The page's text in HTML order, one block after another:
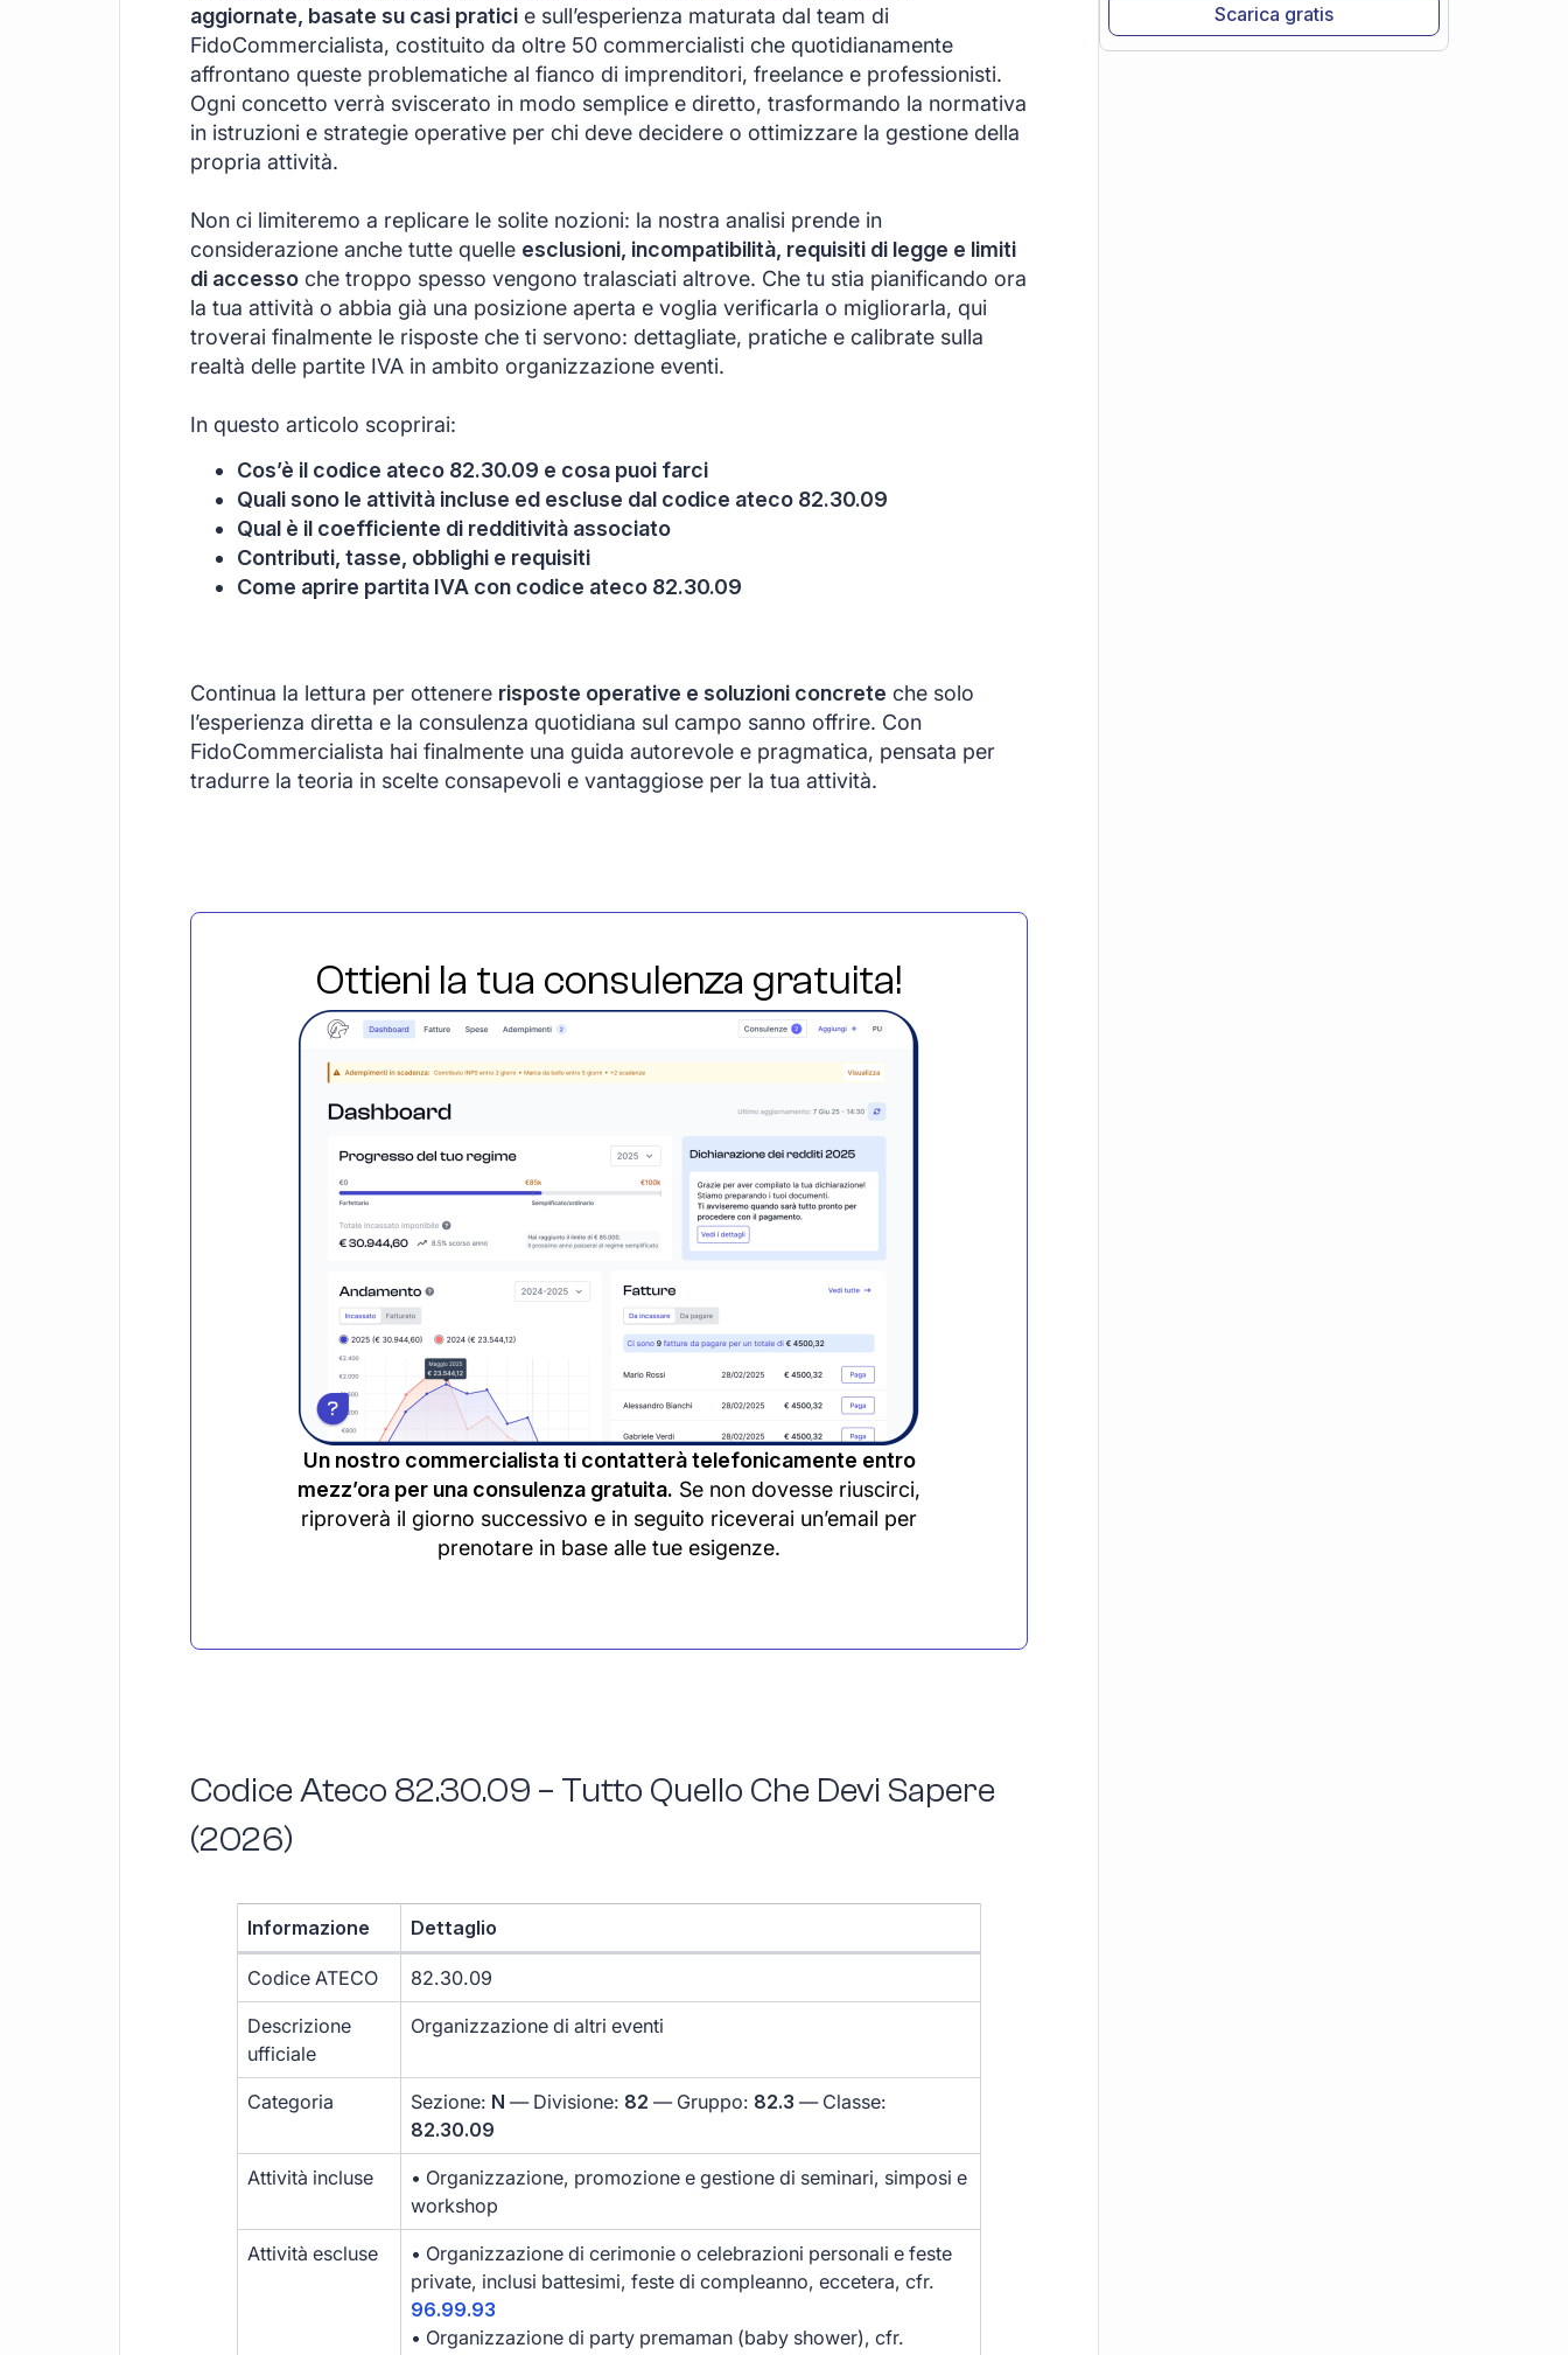
aggiornate, basate su casi pratici e sull’esperienza maturata dal team di
FidoCommercialista, costituito da oltre 50 commercialisti che quotidianamente
affrontano queste problematiche al fianco di imprenditori, freelance e professionisti.
Ogni concetto verrà sviscerato in modo semplice e diretto, trasformando la normativa
in istruzioni e strategie operative per chi deve decidere o ottimizzare la gestione della
propria attività.
Non ci limiteremo a replicare le solite nozioni: la nostra analisi prende in
considerazione anche tutte quelle esclusioni, incompatibilità, requisiti di legge e limiti
di accesso che troppo spesso vengono tralasciati altrove. Che tu stia pianificando ora
la tua attività o abbia già una posizione aperta e voglia verificarla o migliorarla, qui
troverai finalmente le risposte che ti servono: dettagliate, pratiche e calibrate sulla
realtà delle partite IVA in ambito organizzazione eventi.
In questo articolo scoprirai:
Cos’è il codice ateco 82.30.09 e cosa puoi farci
Quali sono le attività incluse ed escluse dal codice ateco 82.30.09
Qual è il coefficiente di redditività associato
Contributi, tasse, obblighi e requisiti
Come aprire partita IVA con codice ateco 82.30.09
Continua la lettura per ottenere risposte operative e soluzioni concrete che solo
l’esperienza diretta e la consulenza quotidiana sul campo sanno offrire. Con
FidoCommercialista hai finalmente una guida autorevole e pragmatica, pensata per
tradurre la teoria in scelte consapevoli e vantaggiose per la tua attività.
Ottieni la tua consulenza gratuita!
Un nostro commercialista ti contatterà telefonicamente entro
mezz’ora per una consulenza gratuita. Se non dovesse riuscirci,
riproverà il giorno successivo e in seguito riceverai un’email per
prenotare in base alle tue esigenze.
Codice Ateco 82.30.09 – Tutto Quello Che Devi Sapere
(2026)
Informazione Dettaglio
Codice ATECO 82.30.09
Descrizione
ufficiale
Organizzazione di altri eventi
Categoria Sezione: N — Divisione: 82 — Gruppo: 82.3 — Classe:
82.30.09
Attività incluse
• Organizzazione, promozione e gestione di seminari, simposi e
workshop
Attività escluse
• Organizzazione di cerimonie o celebrazioni personali e feste
private, inclusi battesimi, feste di compleanno, eccetera, cfr.
96.99.93
• Organizzazione di party premaman (baby shower), cfr.
Scarica gratis